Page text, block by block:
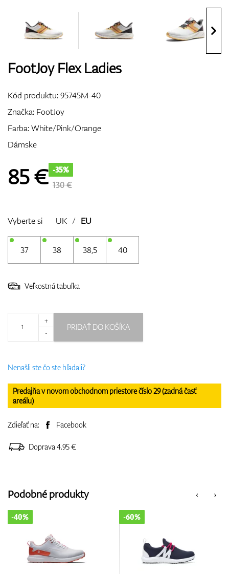
Bagy
GPS/Zameriavače
Darčekové poukážky
FootJoy Flex Ladies
Kód produktu:95745M-40
Značka: FootJoy
Farba: White/Pink/Orange
Dámske
85€ -35%
130 €
Vyberte si UK / EU
37 38 38,5 40
Veľkostná tabuľka
+
-
PRIDAŤ DO KOŠÍKA
Nenašli ste čo ste hľadali?
Predajňa v novom obchodnom priestore číslo 29 (zadná časť
areálu)
Zdieľať na: Facebook
Doprava 4.95 €
‹
Podobné produkty ›